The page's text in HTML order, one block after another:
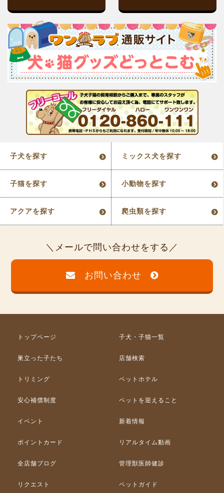
子犬を探す ミックス犬を探す
子猫を探す 小動物を探す
アクアを探す 爬虫類を探す
メールで問い合わせをする
お問い合わせ
トップページ 子犬・子猫一覧
巣立った子たち 店舗検索
トリミング ペットホテル
安心補償制度 ペットを迎えること
イベント 新着情報
ポイントカード リアルタイム動画
全店舗ブログ 管理獣医師健診
リクエスト ペットガイド